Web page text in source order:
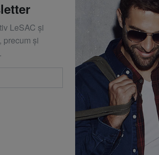
LeSAC și
precum și